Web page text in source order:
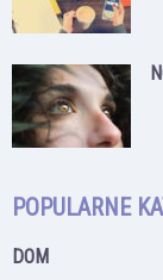
POPULARNE
DOM